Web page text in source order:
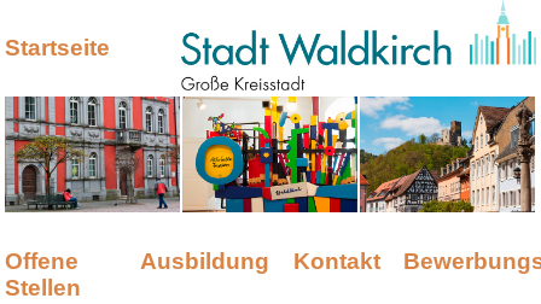
Startseite
Offene
Stellen
Ausbildung Kontakt